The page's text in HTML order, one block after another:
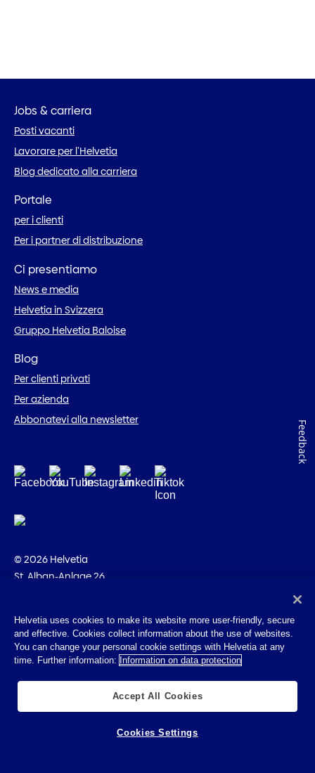
Jobs & carriera
Posti vacanti
Lavorare per l’Helvetia
Blog dedicato alla carriera
Portale
per i clienti
Per i partner di distribuzione
Ci presentiamo
News e media
Helvetia in Svizzera
Gruppo Helvetia Baloise
Blog
Per clienti privati
Per azienda
Abbonatevi alla newsletter
© 2026 Helvetia
St. Alban-Anlage 26
Impressum
Disposizioni giuridiche
Helvetia uses cookies to make its website more user-friendly, secure
and effective. Cookies collect information about the use of websites.
You can change your personal cookie settings with Helvetia at any
time. Further information: Information on data protection
Accept All Cookies
Cookies Settings
Feedback